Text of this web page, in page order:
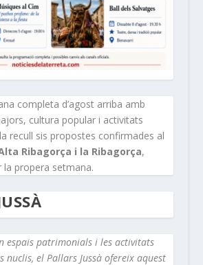
completa d’agost arriba amb
cultura popular i activitats
recull sis propostes confirmades al
Ribagorça i la Ribagorça,
la propera setmana.
espais patrimonials i les activitats
nuclis, el Pallars Jussà ofereix aquest